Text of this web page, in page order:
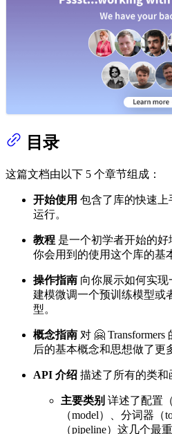
目录
这篇文档由以下 5 个章节组成：
开始使用 包含了库的快速
运行。
教程 是一个初学者开始的
你会用到的使用这个库的基
操作指南 向你展示如何实
建模微调一个预训练模型或
型。
概念指南 对 🤗
后的基本概念和思想做了更
API 介绍 描述了所有的类和
主要类别 详述了配置
（model）、分词器（
（pipeline）这几个最